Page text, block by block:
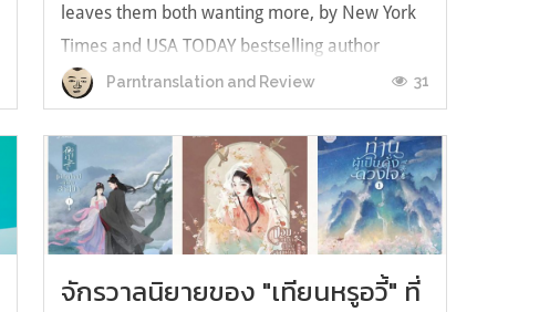
leaves them both wanting more, by New York
Times and USA TODAY bestselling author
Rachel Reid. เป็นเรื่องลำดับที่ 4ในซีรีส์ Game
Changer และเป็นเล่มที่ 4 ที่เราหยิบมาอ่าน ใน
ที่สุดลำดับเรื่องกับลำดับที่หยิบอ่านก็ตรงกั...
Parntranslation and Review 31
จักรวาลนิยายของ "เทียนหรูอวี้" ที่